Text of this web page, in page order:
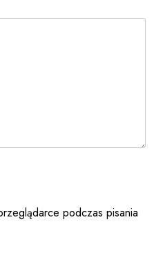
podczas pisania